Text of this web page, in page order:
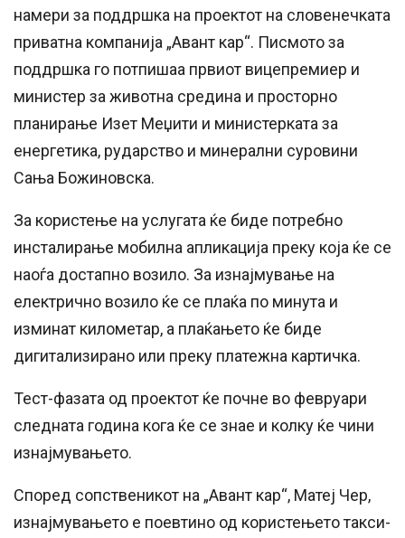
намери за поддршка на проектот на словенечката
приватна компанија „Авант кар“. Писмото за
поддршка го потпишаа првиот вицепремиер и
министер за животна средина и просторно
планирање Изет Меџити и министерката за
енергетика, рударство и минерални суровини
Сања Божиновска.
За користење на услугата ќе биде потребно
инсталирање мобилна апликација преку која ќе се
наоѓа достапно возило. За изнајмување на
електрично возило ќе се плаќа по минута и
изминат километар, а плаќањето ќе биде
дигитализирано или преку платежна картичка.
Тест-фазата од проектот ќе почне во февруари
следната година кога ќе се знае и колку ќе чини
изнајмувањето.
Според сопственикот на „Авант кар“, Матеј Чер,
изнајмувањето е поевтино од користењето такси-